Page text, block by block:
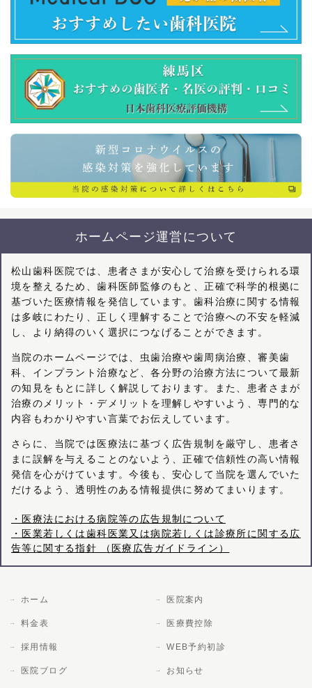
ホームページ運営について
松山歯科医院では、患者さまが安心して治療を受けられる環
境を整えるため、歯科医師監修のもと、正確で科学的根拠に
基づいた医療情報を発信しています。歯科治療に関する情報
は多岐にわたり、正しく理解することで治療への不安を軽減
し、より納得のいく選択につなげることができます。
当院のホームページでは、虫歯治療や歯周病治療、審美歯
科、インプラント治療など、各分野の治療方法について最新
の知見をもとに詳しく解説しております。また、患者さまが
治療のメリット・デメリットを理解しやすいよう、専門的な
内容もわかりやすい言葉でお伝えしています。
さらに、当院では医療法に基づく広告規制を厳守し、患者さ
まに誤解を与えることのないよう、正確で信頼性の高い情報
発信を心がけています。今後も、安心して当院を選んでいた
だけるよう、透明性のある情報提供に努めてまいります。
・医療法における病院等の広告規制について
・医業若しくは歯科医業又は病院若しくは診療所に関する広
告等に関する指針 （医療広告ガイドライン）
ホーム 医院案内
料金表 医療費控除
採用情報 WEB予約初診
医院ブログ お知らせ